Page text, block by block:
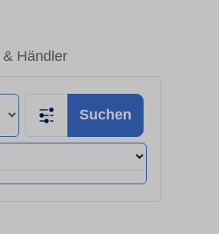
Händler
Suchen